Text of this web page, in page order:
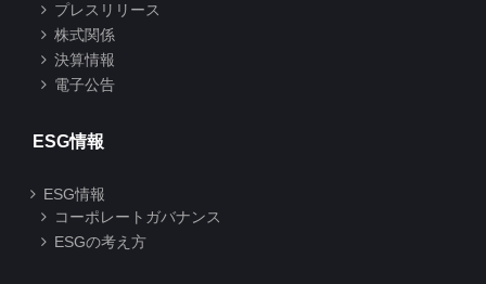
プレスリリース
株式関係
決算情報
電子公告
ESG情報
ESG情報
コーポレートガバナンス
ESGの考え方